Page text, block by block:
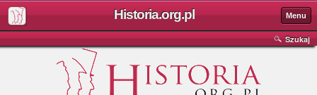
Historia.org.pl Menu
Szukaj